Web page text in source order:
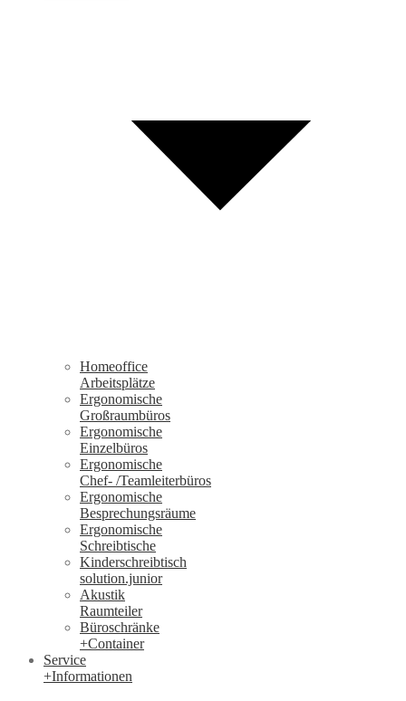
Homeoffice
Arbeitsplätze
Ergonomische
Großraumbüros
Ergonomische
Einzelbüros
Ergonomische
Chef- /Teamleiterbüros
Ergonomische
Besprechungsräume
Ergonomische
Schreibtische
Kinderschreibtisch
solution.junior
Akustik
Raumteiler
Büroschränke
+Container
Service
+Informationen